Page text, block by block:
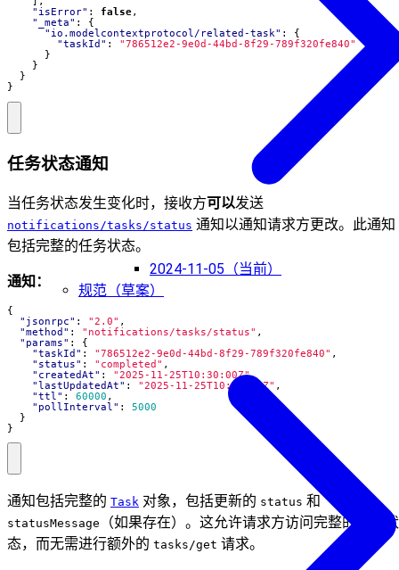
2024-11-05（当前）
规范（草案）
"isError" : false,
"_meta" :
{
"io.modelcontextprotocol/related-task" :
{
"taskId" :
"786512e2-9e0d-44bd-8f29-789f320fe840"
}
}
}
}
任务状态通知
当任务状态发生变化时，接收方可以发送
notifications/tasks/status 通知以通知请求方更改。此通知
包括完整的任务状态。
通知：
{
"jsonrpc" : "2.0" ,
"method" : "notifications/tasks/status" ,
"params" :
{
"taskId" : "786512e2-9e0d-44bd-8f29-789f320fe840" ,
"status" : "completed" ,
"createdAt" : "2025-11-25T10:30:00Z",
"lastUpdatedAt" : "2025-11-25T10:50:00Z" ,
"ttl" : 60000 ,
"pollInterval" :
5000
}
}
通知包括完整的 Task 对象，包括更新的 status 和
statusMessage
（如果存在）。这允许请求方访问完整的任务状
态，而无需进行额外的 tasks/get 请求。